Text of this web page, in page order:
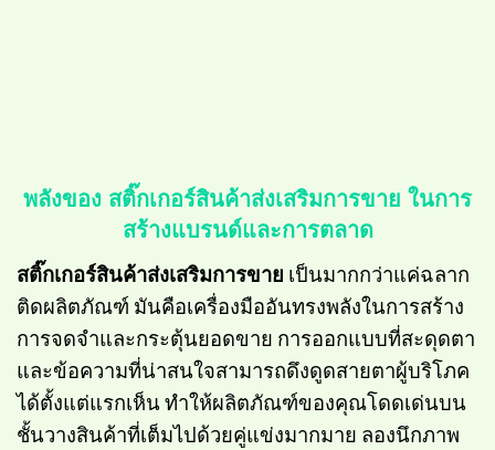
พลังของ สติ๊กเกอร์สินค้าส่งเสริมการขาย ในการ
สร้างแบรนด์และการตลาด
สติ๊กเกอร์สินค้าส่งเสริมการขาย เป็นมากกว่าแค่ฉลาก
ติดผลิตภัณฑ์ มันคือเครื่องมืออันทรงพลังในการสร้าง
การจดจำและกระตุ้นยอดขาย การออกแบบที่สะดุดตา
และข้อความที่น่าสนใจสามารถดึงดูดสายตาผู้บริโภค
ได้ตั้งแต่แรกเห็น ทำให้ผลิตภัณฑ์ของคุณโดดเด่นบน
ชั้นวางสินค้าที่เต็มไปด้วยคู่แข่งมากมาย ลองนึกภาพ